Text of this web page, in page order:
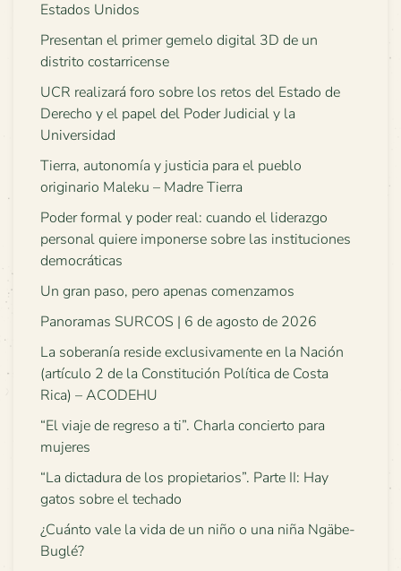
Estados Unidos
Presentan el primer gemelo digital 3D de un
distrito costarricense
UCR realizará foro sobre los retos del Estado de
Derecho y el papel del Poder Judicial y la
Universidad
Tierra, autonomía y justicia para el pueblo
originario Maleku – Madre Tierra
Poder formal y poder real: cuando el liderazgo
personal quiere imponerse sobre las instituciones
democráticas
Un gran paso, pero apenas comenzamos
Panoramas SURCOS | 6 de agosto de 2026
La soberanía reside exclusivamente en la Nación
(artículo 2 de la Constitución Política de Costa
Rica) – ACODEHU
“El viaje de regreso a ti”. Charla concierto para
mujeres
“La dictadura de los propietarios”. Parte II: Hay
gatos sobre el techado
¿Cuánto vale la vida de un niño o una niña Ngäbe-
Buglé?